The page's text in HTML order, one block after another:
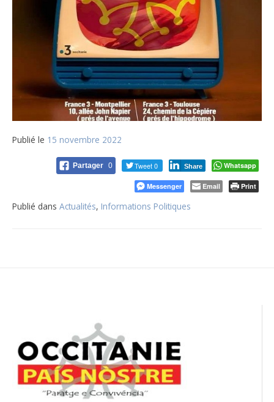
Publié le 15 novembre 2022
Partager 0 Tweet 0 Share Whatsapp
Messenger Email Print
Publié dans Actualités, Informations Politiques